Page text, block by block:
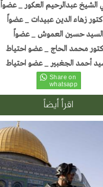
مكتبنا الدائم
منتدى الوسطية للفكر و الثقافة
الفكرة و التأسيس
اهدافنا
تطلعاتنا
الهيئة الادارية
الفروع
الشيخ عبدالرحيم العكور _ عضواً
زهاء الدين عبيدات _ عضواً
السيد حسين العموش _ عضواً
محمد الحاج _ عضو احتياط
أحمد الجغبير _ عضو احتياط
اقرأ أيضاً